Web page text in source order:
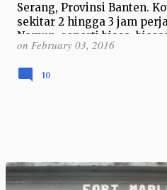
Serang, Provinsi Banten.
sekitar 2 hingga 3 jam
Namun, seperti biasa,
justru terlambat dijelajahi …
on February 03, 2016
10